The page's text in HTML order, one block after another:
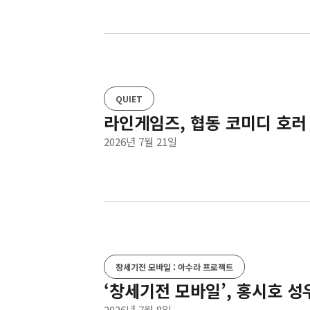
QUIET
라인게임즈, 협동 코미디 호
2026년 7월 21일
창세기전 모바일 : 아수라 프로젝트
‘창세기전 모바일’, 홍시호